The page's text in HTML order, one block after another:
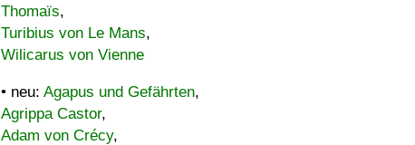
Thomaïs,
Turibius von Le Mans,
Wilicarus von Vienne
• neu: Agapus und Gefährten,
Agrippa Castor,
Adam von Crécy,